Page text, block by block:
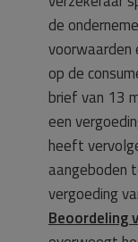
de
voorwaarden
op de
brief van 13
een
heeft
aangeboden
vergoeding
Beoordeling